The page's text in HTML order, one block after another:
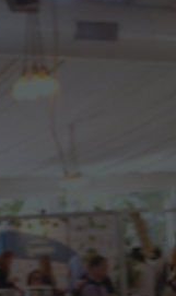
ניהול
וחוץ
המעצב